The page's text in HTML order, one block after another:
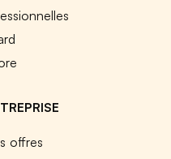
offres